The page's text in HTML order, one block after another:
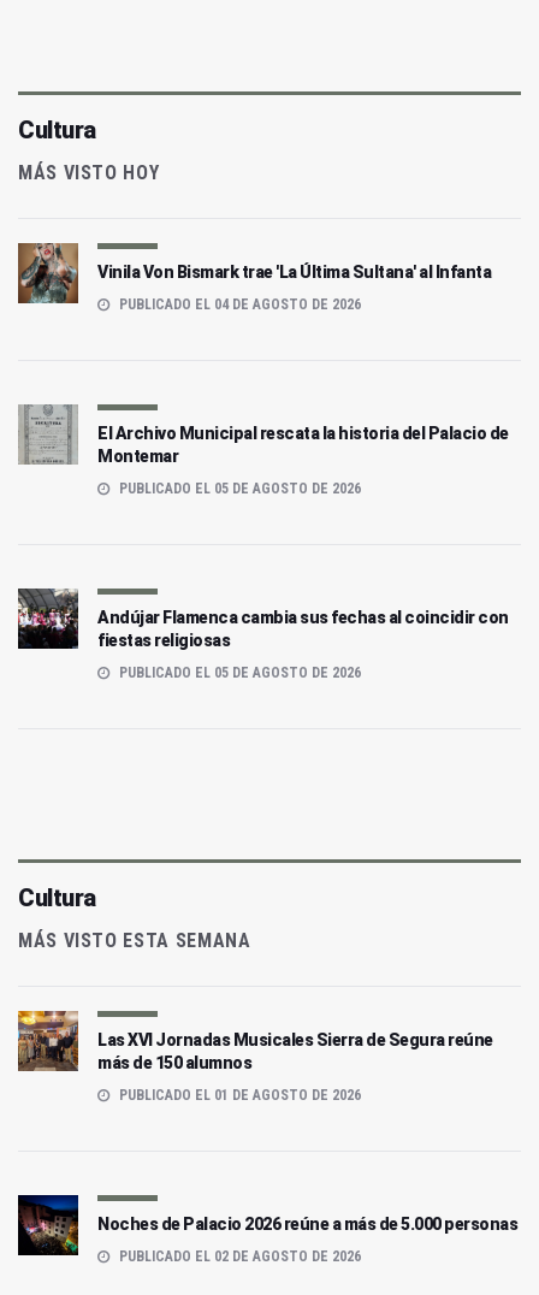
Cultura
MÁS VISTO HOY
Vinila Von Bismark trae 'La Última Sultana' al Infanta
PUBLICADO EL 04 DE AGOSTO DE 2026
El Archivo Municipal rescata la historia del Palacio de
Montemar
PUBLICADO EL 05 DE AGOSTO DE 2026
Andújar Flamenca cambia sus fechas al coincidir con
fiestas religiosas
PUBLICADO EL 05 DE AGOSTO DE 2026
Cultura
MÁS VISTO ESTA SEMANA
Las XVI Jornadas Musicales Sierra de Segura reúne
más de 150 alumnos
PUBLICADO EL 01 DE AGOSTO DE 2026
Noches de Palacio 2026 reúne a más de 5.000 personas
PUBLICADO EL 02 DE AGOSTO DE 2026